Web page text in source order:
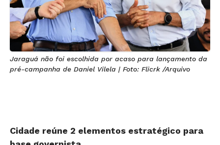
Jaraguá não foi escolhida por acaso para lançamento da
pré-campanha de Daniel Vilela | Foto: Flicrk /Arquivo
base governista